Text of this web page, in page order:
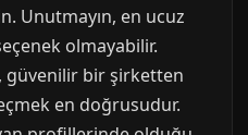
Unutmayın, en ucuz
olmayabilir.
güvenilir bir şirketten
en doğrusudur.